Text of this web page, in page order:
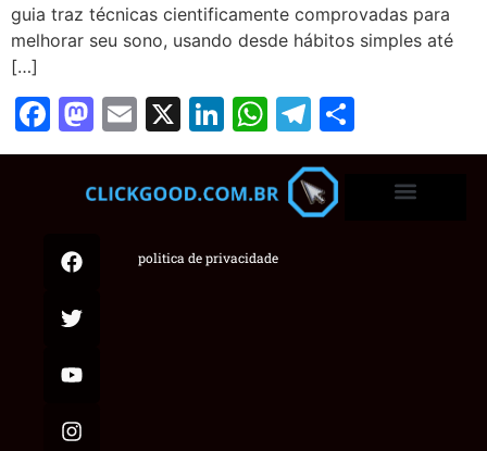
guia traz técnicas cientificamente comprovadas para
melhorar seu sono, usando desde hábitos simples até
[…]
Facebook
Mastodon
Email
X LinkedIn
WhatsApp
Telegram
politica de privacidade